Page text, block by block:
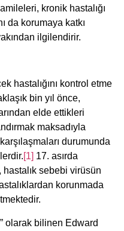
kronik hastalığı
da korumaya katkı
ilgilendirir.
hastalığını kontrol etme
bin yıl önce,
elde ettikleri
maksadıyla
durumunda
[1] 17. asırda
hastalık sebebi virüsün
korunmada
olarak bilinen Edward